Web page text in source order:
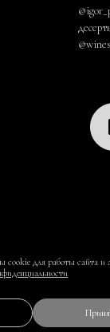
cookie для работы сайта и